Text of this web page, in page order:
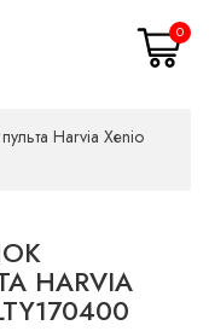
0
Harvia Xenio
HARVIA